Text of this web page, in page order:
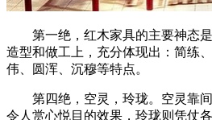
第一绝，红木家具的主要神态是
造型和做工上，充分体现出：简练
伟、圆浑、沉穆等特点。
第四绝，空灵，玲珑。空灵靠间
令人赏心悦目的效果，玲珑则凭仗